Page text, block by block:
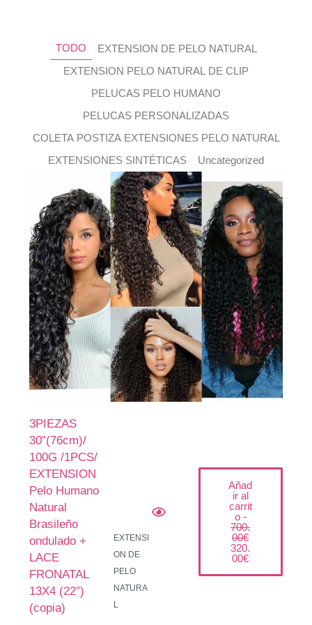
EXTENSION DE PELO NATURAL
EXTENSION PELO NATURAL DE CLIP
PELUCAS PELO HUMANO
PELUCAS PERSONALIZADAS
COLETA POSTIZA EXTENSIONES PELO NATURAL
EXTENSIONES SINTÉTICAS
Uncategorized
TODO
3PIEZAS
30”(76cm)/
100G /1PCS/
EXTENSION
Pelo Humano
Natural
Brasileño
ondulado +
LACE
FRONATAL
13X4 (22″)
(copia)
EXTENSI
ON DE
PELO
NATURA
L
Añad
ir al
carrit
o -
700.
00€
E
l
p
r
e
i
o
i
320.
00€
E
l
p
r
e
i
a
t